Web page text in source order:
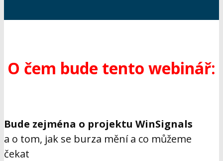
O čem bude tento webinář:
Bude zejména o projektu WinSignals
a o tom, jak se burza mění a co můžeme
čekat